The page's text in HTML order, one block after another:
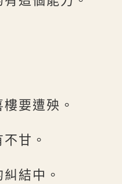
要遭殃。
甘。
結中。